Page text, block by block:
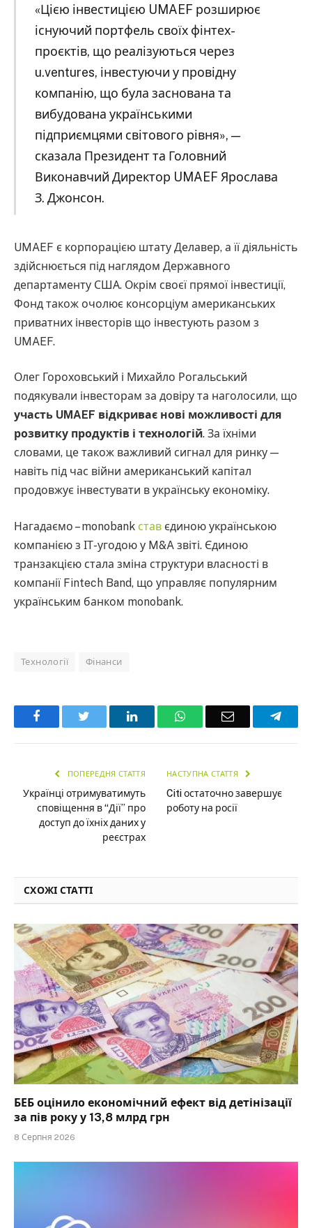
«Цією інвестицією UMAEF розширює
існуючий портфель своїх фінтех-
проєктів, що реалізуються через
u.ventures, інвестуючи у провідну
компанію, що була заснована та
вибудована українськими
підприємцями світового рівня», —
сказала Президент та Головний
Виконавчий Директор UMAEF Ярослава
З. Джонсон.
UMAEF є корпорацією штату Делавер, а її діяльність
здійснюється під наглядом Державного
департаменту США. Окрім своєї прямої інвестиції,
Фонд також очолює консорціум американських
приватних інвесторів що інвестують разом з
UMAEF.
Олег Гороховський і Михайло Рогальський
подякували інвесторам за довіру та наголосили, що
участь UMAEF відкриває нові можливості для
розвитку продуктів і технологій. За їхніми
словами, це також важливий сигнал для ринку —
навіть під час війни американський капітал
продовжує інвестувати в українську економіку.
Нагадаємо – monobank став єдиною українською
компанією з ІТ-угодою у M&A звіті. Єдиною
транзакцією стала зміна структури власності в
компанії Fintech Band, що управляє популярним
українським банком monobank.
Технології Фінанси
Facebook LinkedInWhatsAppEmail
ПОПЕРЕДНЯ СТАТТЯ
Українці отримуватимуть
сповіщення в “Дії” про
доступ до їхніх даних у
реєстрах
НАСТУПНА СТАТТЯ
Citi остаточно завершує
роботу на росії
СХОЖІ СТАТТІ
БЕБ оцінило економічний ефект від детінізації
за пів року у 13,8 млрд грн
8 Серпня 2026